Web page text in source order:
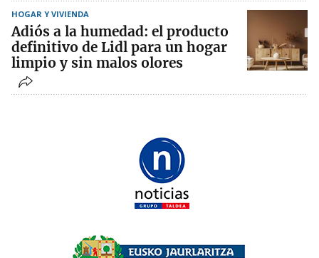
HOGAR Y VIVIENDA
Adiós a la humedad: el producto
definitivo de Lidl para un hogar
limpio y sin malos olores